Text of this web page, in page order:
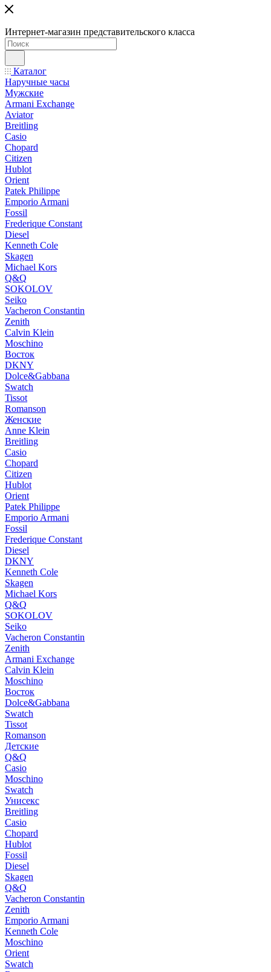
Интернет-магазин представительского класса
Каталог
Наручные часы
Мужские
Armani Exchange
Aviator
Breitling
Casio
Chopard
Citizen
Hublot
Orient
Patek Philippe
Emporio Armani
Fossil
Frederique Constant
Diesel
Kenneth Cole
Skagen
Michael Kors
Q&Q
SOKOLOV
Seiko
Vacheron Constantin
Zenith
Calvin Klein
Moschino
Восток
DKNY
Dolce&Gabbana
Swatch
Tissot
Romanson
Женские
Anne Klein
Breitling
Casio
Chopard
Citizen
Hublot
Orient
Patek Philippe
Emporio Armani
Fossil
Frederique Constant
Diesel
DKNY
Kenneth Cole
Skagen
Michael Kors
Q&Q
SOKOLOV
Seiko
Vacheron Constantin
Zenith
Armani Exchange
Calvin Klein
Moschino
Восток
Dolce&Gabbana
Swatch
Tissot
Romanson
Детские
Q&Q
Casio
Moschino
Swatch
Унисекс
Breitling
Casio
Chopard
Hublot
Fossil
Diesel
Skagen
Q&Q
Vacheron Constantin
Zenith
Emporio Armani
Kenneth Cole
Moschino
Orient
Swatch